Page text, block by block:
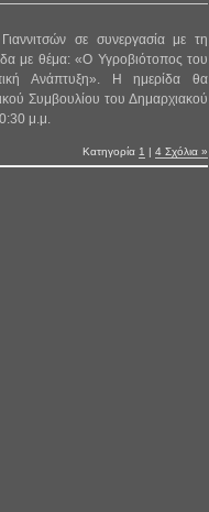
σε συνεργασία με τη
με θέμα: «Ο Υγροβιότοπος του
Ανάπτυξη». Η ημερίδα θα
Συμβουλίου του Δημαρχιακού
μ.μ.
Κατηγορία 1 | 4 Σχόλια »